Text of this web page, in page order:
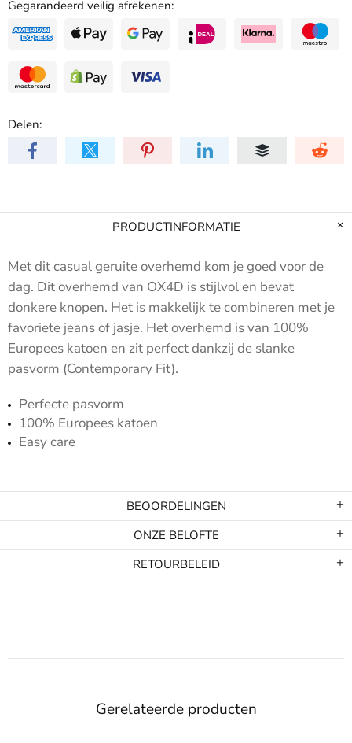
Gegarandeerd veilig afrekenen:
Delen:
PRODUCTINFORMATIE
Met dit casual geruite overhemd kom je goed voor de
dag. Dit overhemd van OX4D is stijlvol en bevat
donkere knopen. Het is makkelijk te combineren met je
favoriete jeans of jasje. Het overhemd is van 100%
Europees katoen en zit perfect dankzij de slanke
pasvorm (Contemporary Fit).
Perfecte pasvorm
100% Europees katoen
Easy care
BEOORDELINGEN
ONZE BELOFTE
RETOURBELEID
Gerelateerde producten